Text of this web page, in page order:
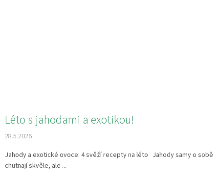
Léto s jahodami a exotikou!
28.5.2026
Jahody a exotické ovoce: 4 svěží recepty na léto Jahody samy o sobě
chutnají skvěle, ale ...